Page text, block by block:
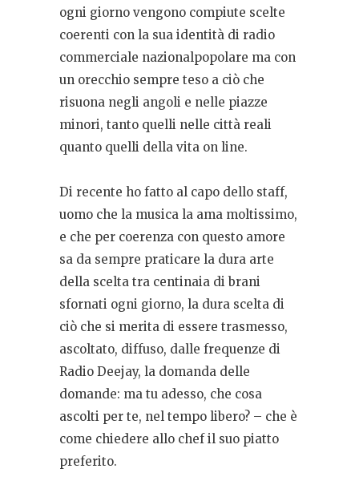
ogni giorno vengono compiute scelte
coerenti con la sua identità di radio
commerciale nazionalpopolare ma con
un orecchio sempre teso a ciò che
risuona negli angoli e nelle piazze
minori, tanto quelli nelle città reali
quanto quelli della vita on line.
Di recente ho fatto al capo dello staff,
uomo che la musica la ama moltissimo,
e che per coerenza con questo amore
sa da sempre praticare la dura arte
della scelta tra centinaia di brani
sfornati ogni giorno, la dura scelta di
ciò che si merita di essere trasmesso,
ascoltato, diffuso, dalle frequenze di
Radio Deejay, la domanda delle
domande: ma tu adesso, che cosa
ascolti per te, nel tempo libero? – che è
come chiedere allo chef il suo piatto
preferito.